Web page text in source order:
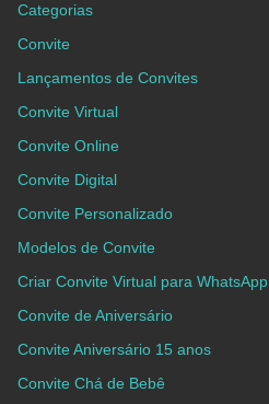
Categorias
Convite
Lançamentos de Convites
Convite Virtual
Convite Online
Convite Digital
Convite Personalizado
Modelos de Convite
Criar Convite Virtual para WhatsApp
Convite de Aniversário
Convite Aniversário 15 anos
Convite Chá de Bebê